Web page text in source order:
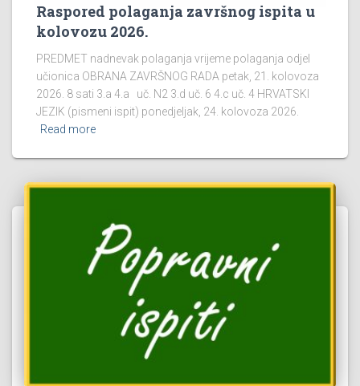
Raspored polaganja završnog ispita u
kolovozu 2026.
PREDMET nadnevak polaganja vrijeme polaganja odjel
učionica OBRANA ZAVRŠNOG RADA petak, 21. kolovoza
2026. 8 sati 3.a 4.a uč. N2 3.d uč. 6 4.c uč. 4 HRVATSKI
JEZIK (pismeni ispit) ponedjeljak, 24. kolovoza 2026.
Read more